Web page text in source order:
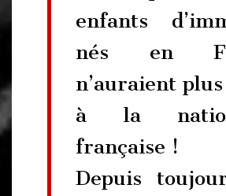
enfants
nés en
n’auraient plus
à la
française !
Depuis